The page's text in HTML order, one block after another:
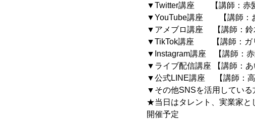
▼Twitter講座 【講師：赤髪
▼YouTube講座 【講師：お
▼アメブロ講座 【講師：鈴
▼TikTok講座 【講師：ガリ
▼Instagram講座 【講師：赤
▼ライブ配信講座 【講師：あ
▼公式LINE講座 【講師：高
▼その他SNSを活用している
★当日はタレント、実業家と
開催予定